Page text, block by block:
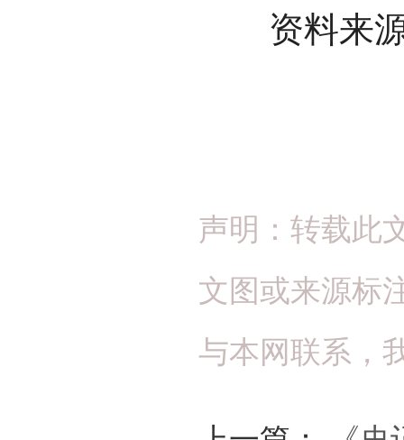
资料来源
声明：转载此
文图或来源标
与本网联系，